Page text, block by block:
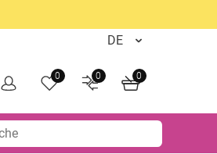
0 0 0